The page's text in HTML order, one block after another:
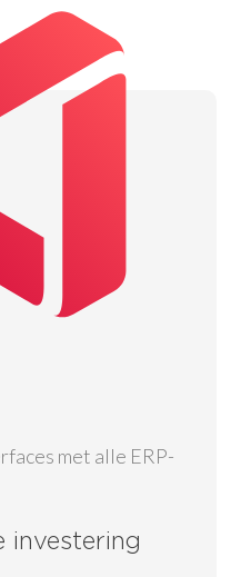
met alle ERP-
investering